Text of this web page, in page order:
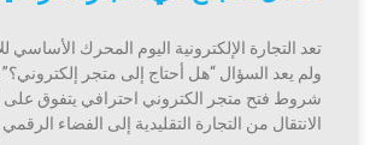
تعد التجارة الإلكترونية اليوم المحرك الأساسي
ولم يعد السؤال “هل أحتاج إلى متجر
شروط فتح متجر الكتروني احترافي يتفوق على
الانتقال من التجارة التقليدية إلى الفضاء